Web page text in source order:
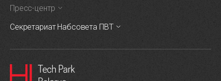
Пресс-центр
Секретариат Набсовета ПВТ